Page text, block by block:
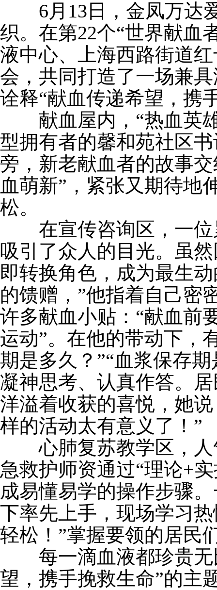
6月13日，金凤万达
织。在第22个“世界献血
液中心、上海西路街道
会，共同打造了一场兼
诠释“献血传递希望，携
献血屋内，“热血英
型拥有者的馨和苑社区
旁，新老献血者的故事
血萌新”，紧张又期待地
松。
在宣传咨询区，一
吸引了众人的目光。虽
即转换角色，成为最生
的馈赠， ”他指着自己密
许多献血小贴：“献血前
运动”。在他的带动下，
期是多久？”“血浆保存
凝神思考、认真作答。
洋溢着收获的喜悦，她
样的活动太有意义了！”
心肺复苏教学区，
急救护师资通过“理论+
成易懂易学的操作步骤
下率先上手，现场学习
轻松！”掌握要领的居民
每一滴血液都珍贵
望，携手挽救生命”的主